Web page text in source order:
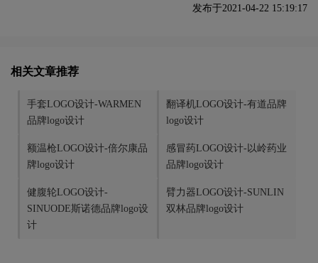
发布于2021-04-22 15:19:17
相关文章推荐
手套LOGO设计-WARMEN
品牌logo设计
翻译机LOGO设计-有道品牌
logo设计
额温枪LOGO设计-倍尔康品
牌logo设计
感冒药LOGO设计-以岭药业
品牌logo设计
健腹轮LOGO设计-
SINUODE斯诺德品牌logo设
计
臂力器LOGO设计-SUNLIN
双林品牌logo设计